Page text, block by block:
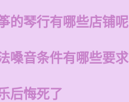
的琴行有哪些店铺呢
嗓音条件有哪些要求
后悔死了